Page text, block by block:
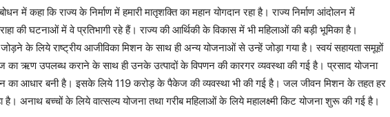
में कहा कि राज्य के निर्माण में हमारी मातृशक्ति का महान योगदान रहा है। राज्य निर्माण आंदोलन में
की घटनाओं में वे प्रतिभागी रहे हैं। राज्य की आर्थिकी के विकास में भी महिलाओं की बड़ी भूमिका है।
के लिये राष्ट्रीय आजीविका मिशन के साथ ही अन्य योजनाओं से उन्हें जोड़ा गया है। स्वयं सहायता समूहों
का ऋण उपलब्ध कराने के साथ ही उनके उत्पादों के विपणन की कारगर व्यवस्था की गई है। प्रसाद योजना
का आधार बनी है। इसके लिये 119 करोड़ के पैकेज की व्यवस्था भी की गई है। जल जीवन मिशन के तहत हर
अनाथ बच्चों के लिये वात्सल्य योजना तथा गरीब महिलाओं के लिये महालक्ष्मी किट योजना शुरू की गई है।